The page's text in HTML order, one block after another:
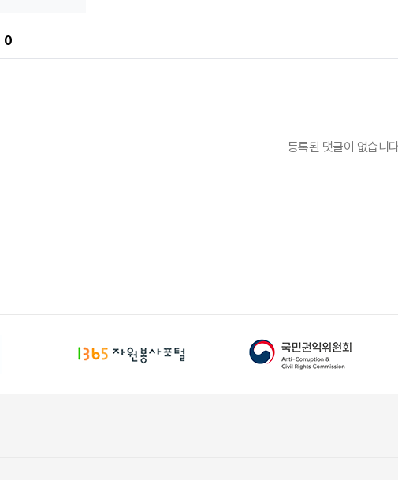
0
등록된 댓글이 없습니